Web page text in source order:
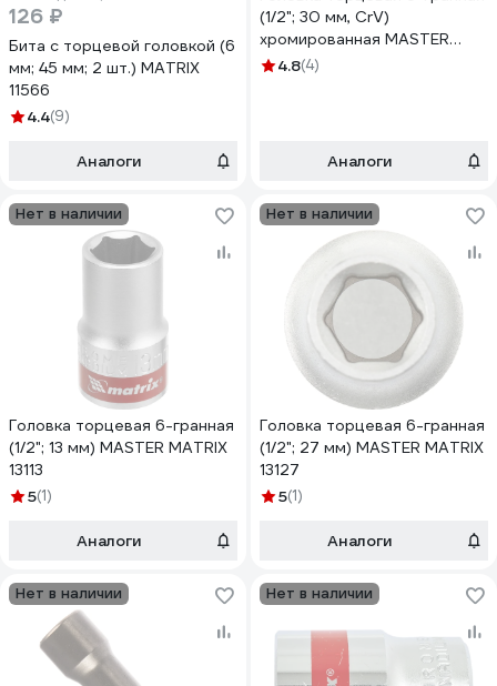
126 ₽
Бита с торцевой головкой (6
мм; 45 мм; 2 шт.) MATRIX
11566
4.4(9)
Аналоги
(1/2"; 30 мм, CrV)
хромированная MASTER
MATRIX 13130
4.8(4)
Аналоги
Нет в наличии
Головка торцевая 6-гранная
(1/2"; 13 мм) MASTER MATRIX
13113
5(1)
Аналоги
Нет в наличии
Головка торцевая 6-гранная
(1/2"; 27 мм) MASTER MATRIX
13127
5(1)
Аналоги
Нет в наличии Нет в наличии